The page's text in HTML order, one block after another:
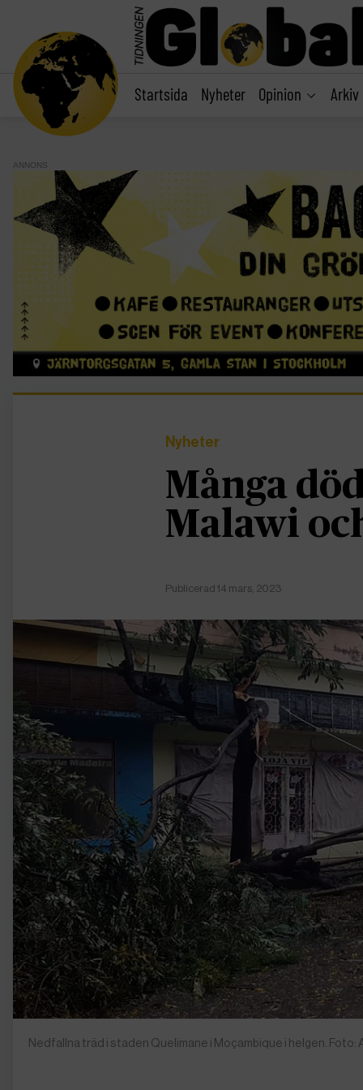
Startsida Nyheter Opinion Arkiv
ANNONS
Nyheter
Många
Malawi
Publicerad 14 mars, 2023
Nedfallna träd i staden Quelimane i Moçambique i helgen. Foto: